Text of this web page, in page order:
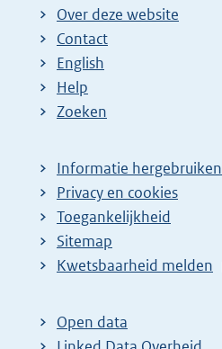
Over deze website
Contact
English
Help
Zoeken
Informatie hergebruiken
Privacy en cookies
Toegankelijkheid
Sitemap
E
t
e
Kwetsbaarheid melden
Open data